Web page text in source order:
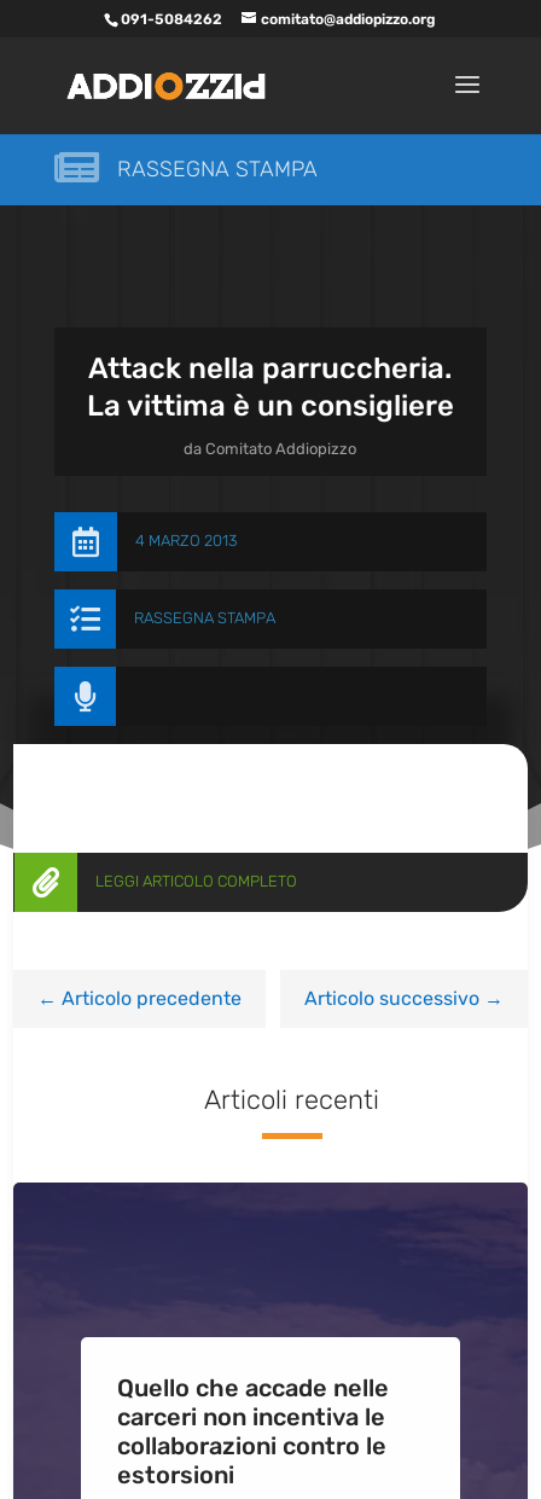
091-5084262 comitato@addiopizzo.org
 RASSEGNA STAMPA
Attack nella parruccheria.
La vittima è un consigliere
daComitato Addiopizzo
 4 MARZO 2013
 RASSEGNA STAMPA

 LEGGI ARTICOLO COMPLETO
←Articolo precedente Articolo successivo→
Articoli recenti
Quello che accade nelle
carceri non incentiva le
collaborazioni contro le
estorsioni